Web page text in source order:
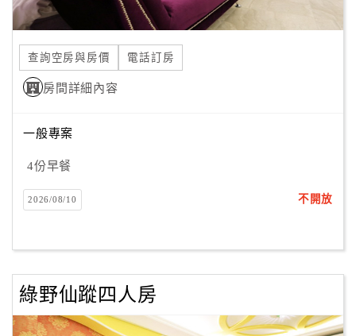
查詢空房與房價 電話訂房
房間詳細內容
一般專案
4份早餐
2026/08/10 不開放
綠野仙蹤四人房